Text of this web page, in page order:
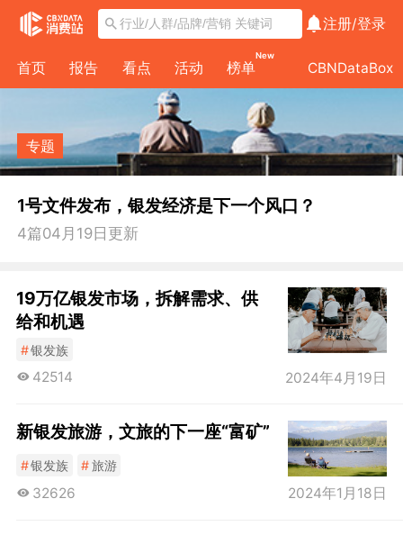
注册/登录
首页 报告 看点 活动 榜单
New
CBNDataBox
专题
1号文件发布，银发经济是下一个风口？
4篇04月19日 更新
19万亿银发市场，拆解需求、供
给和机遇
#银发族
42514 2024年4月19日
新银发旅游，文旅的下一座“富矿”
#银发族 #旅游
32626 2024年1月18日